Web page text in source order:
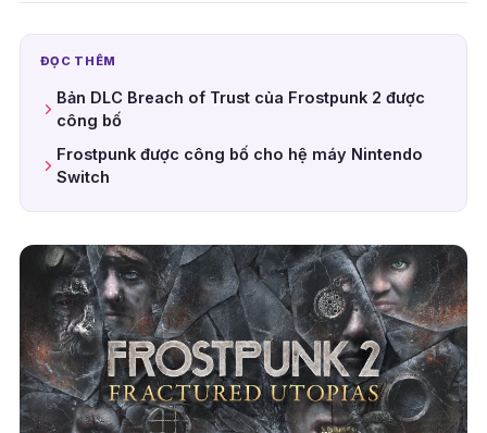
ĐỌC THÊM
Bản DLC Breach of Trust của Frostpunk 2 được
công bố
Frostpunk được công bố cho hệ máy Nintendo
Switch